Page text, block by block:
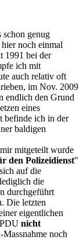
schon genug
noch einmal
1991 bei der
ich mit
auch relativ oft
im Nov. 2009
endlich den Grund
eines
befinde ich in der
baldigen
mitgeteilt wurde
den Polizeidienst"
auf die
die
durchgeführt
Die letzten
eigentlichen
nicht
noch